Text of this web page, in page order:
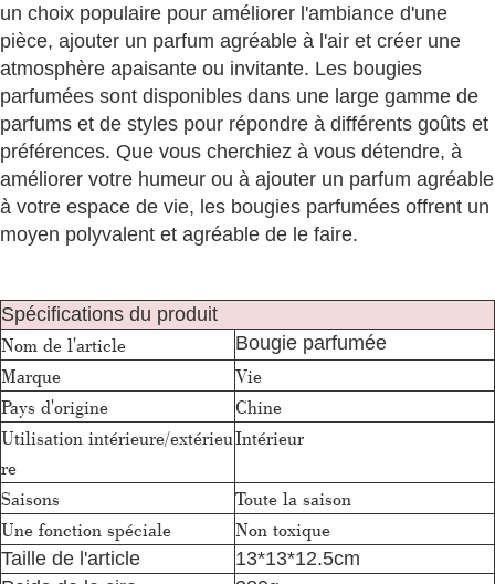
un choix populaire pour améliorer l'ambiance d'une
pièce, ajouter un parfum agréable à l'air et créer une
atmosphère apaisante ou invitante. Les bougies
parfumées sont disponibles dans une large gamme de
parfums et de styles pour répondre à différents goûts et
préférences. Que vous cherchiez à vous détendre, à
améliorer votre humeur ou à ajouter un parfum agréable
à votre espace de vie, les bougies parfumées offrent un
moyen polyvalent et agréable de le faire.
Spécifications du produit
Nom de l'article Bougie parfumée
Marque
Vie
Pays d'origine
Chine
Utilisation intérieure/extérieu
re
Intérieur
Saisons
Toute la saison
Une fonction spéciale
Non toxique
Taille de l'article
13*13*12.5cm